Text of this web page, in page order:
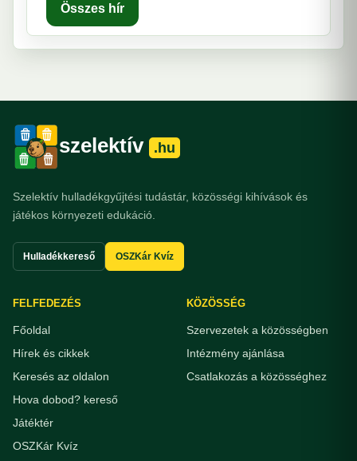
Összes hír
szelektív .hu
Szelektív hulladékgyűjtési tudástár, közösségi kihívások és
játékos környezeti edukáció.
Hulladékkereső OSZKár Kvíz
FELFEDEZÉS
Főoldal
Hírek és cikkek
Keresés az oldalon
Hova dobod? kereső
Játéktér
OSZKár Kvíz
KÖZÖSSÉG
Szervezetek a közösségben
Intézmény ajánlása
Csatlakozás a közösséghez